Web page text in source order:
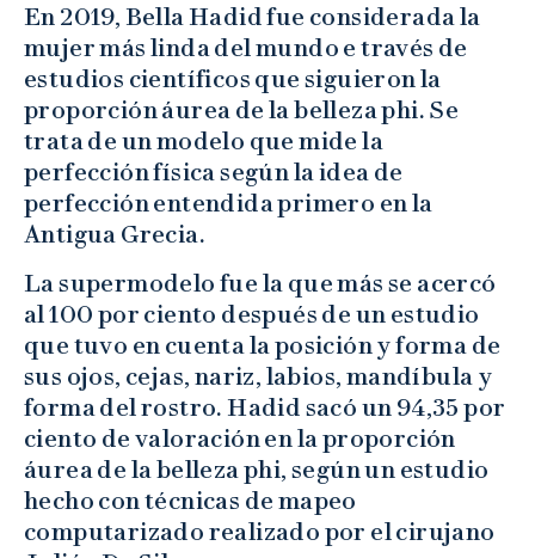
En 2019, Bella Hadid fue considerada la
mujer más linda del mundo e través de
estudios científicos que siguieron la
proporción áurea de la belleza phi. Se
trata de un modelo que mide la
perfección física según la idea de
perfección entendida primero en la
Antigua Grecia.
La supermodelo fue la que más se acercó
al 100 por ciento después de un estudio
que tuvo en cuenta la posición y forma de
sus ojos, cejas, nariz, labios, mandíbula y
forma del rostro. Hadid sacó un 94,35 por
ciento de valoración en la proporción
áurea de la belleza phi, según un estudio
hecho con técnicas de mapeo
computarizado realizado por el cirujano